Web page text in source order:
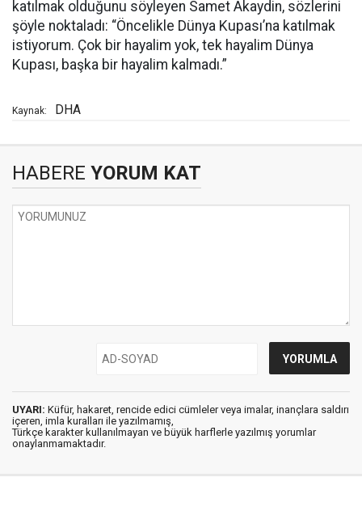
katılmak olduğunu söyleyen Samet Akaydin, sözlerini
şöyle noktaladı: “Öncelikle Dünya Kupası’na katılmak
istiyorum. Çok bir hayalim yok, tek hayalim Dünya
Kupası, başka bir hayalim kalmadı.”
Kaynak: DHA
HABERE YORUM KAT
UYARI: Küfür, hakaret, rencide edici cümleler veya imalar, inançlara saldırı
içeren, imla kuralları ile yazılmamış,
Türkçe karakter kullanılmayan ve büyük harflerle yazılmış yorumlar
onaylanmamaktadır.